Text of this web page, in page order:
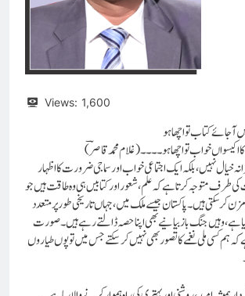
Views: 1,600
آ جائے کتاب تو اچھا ہو
خواب تو اچھا ہو ۔۔۔۔ (غلام محمد قاصرؔ)
نہیں، بلکہ ایک اجتماعی خواب اور سماجی ضرورت کا اظہار
طرف متوجہ کرتا ہے کہ علم، شعور اور کتابیں ہی وہ طاقت ہیں جو
کر سکتی ہیں۔ پاکستان جیسے ملک میں، جہاں تاریخی طور پر متعدد
ہے، وہیں جنگ باز بیانیے بھی اپنا حصہ ڈالتے رہے ہیں ۔ صورت
ہم کسی ملی نغمے کا تصور بھی نہیں کر سکتے جس میں توپوں طیاروں